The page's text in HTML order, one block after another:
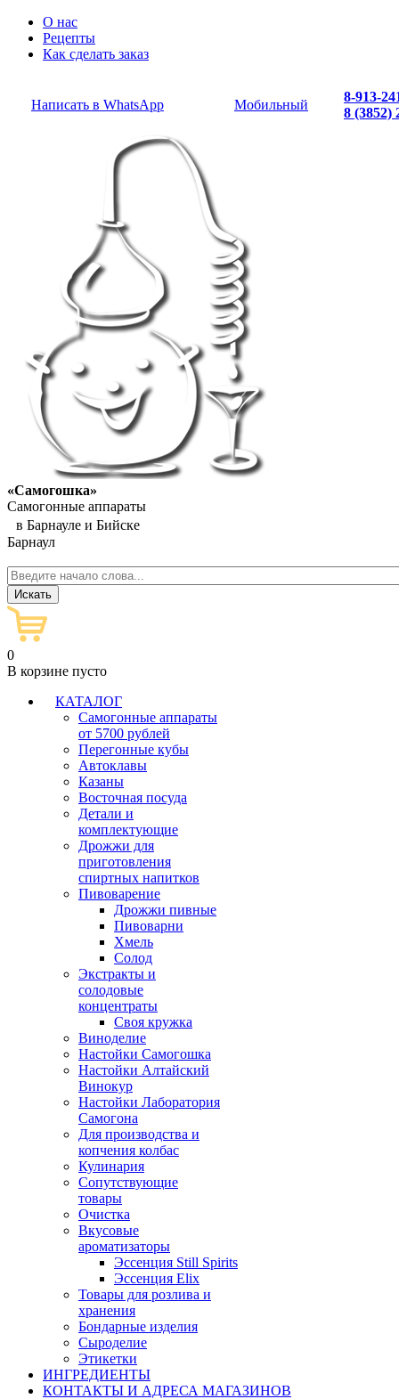
О нас
Рецепты
Как сделать заказ
Написать в WhatsApp Мобильный
8-913-
8 (3852)
«Самогошка»
Самогонные аппараты
в Барнауле и Бийске
Барнаул
0
В корзине пусто
КАТАЛОГ
Самогонные аппараты
от 5700 рублей
Перегонные кубы
Автоклавы
Казаны
Восточная посуда
Детали и
комплектующие
Дрожжи для
приготовления
спиртных напитков
Пивоварение
Дрожжи пивные
Пивоварни
Хмель
Солод
Экстракты и
солодовые
концентраты
Своя кружка
Виноделие
Настойки Самогошка
Настойки Алтайский
Винокур
Настойки Лаборатория
Самогона
Для производства и
копчения колбас
Кулинария
Сопутствующие
товары
Очистка
Вкусовые
ароматизаторы
Эссенция Still Spirits
Эссенция Elix
Товары для розлива и
хранения
Бондарные изделия
Cыроделие
Этикетки
ИНГРЕДИЕНТЫ
КОНТАКТЫ И АДРЕСА МАГАЗИНОВ